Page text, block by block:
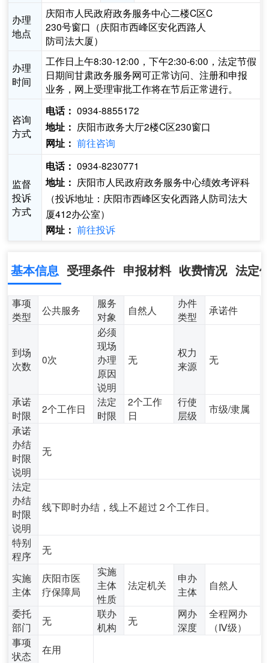
办理
地点
庆阳市人民政府政务服务中心二楼C区C
230号窗口（庆阳市西峰区安化西路人
防司法大厦）
办理
时间
工作日上午8:30-12:00，下午2:30-6:00，法定节假
日期间甘肃政务服务网可正常访问、注册和申报
业务，网上受理审批工作将在节后正常进行。
咨询
方式
电话： 0934-8855172
地址： 庆阳市政务大厅2楼C区230窗口
网址： 前往咨询
监督
投诉
方式
电话： 0934-8230771
地址： 庆阳市人民政府政务服务中心绩效考评科
（投诉地址：庆阳市西峰区安化西路人防司法大
厦412办公室）
网址： 前往投诉
基本信息 受理条件 申报材料 收费情况 法定
事项
类型
公共服务
服务
对象
自然人
办件
类型
承诺件
到场
次数
0次
必须
现场
办理
原因
说明
无
权力
来源
无
承诺
时限
2个工作日
法定
时限
2个工作
日
行使
层级
市级/隶属
承诺
办结
时限
说明
无
法定
办结
时限
说明
线下即时办结，线上不超过２个工作日。
特别
程序
无
实施
主体
庆阳市医
疗保障局
实施
主体
性质
法定机关
申办
主体
自然人
委托
部门
无
联办
机构
无
网办
深度
全程网办
（Ⅳ级）
事项
状态
在用